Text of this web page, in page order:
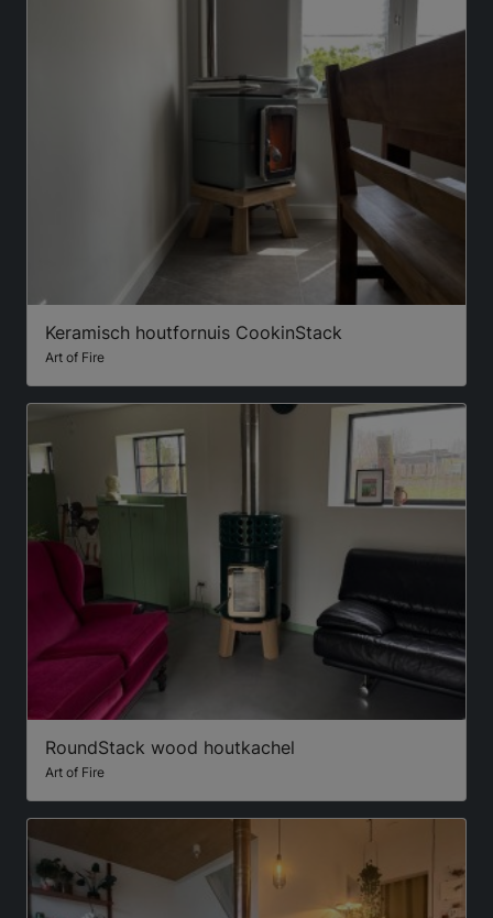
Keramisch houtfornuis CookinStack
Art of Fire
RoundStack wood houtkachel
Art of Fire